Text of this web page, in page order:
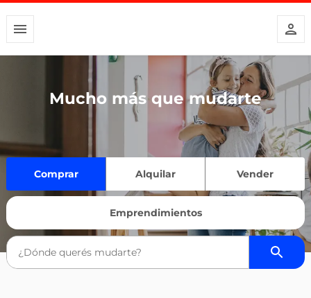
Mucho más que mudarte
Comprar Alquilar Vender
Emprendimientos